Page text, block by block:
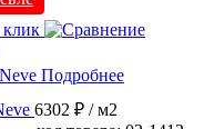
Подробнее
6302 ₽ / м2